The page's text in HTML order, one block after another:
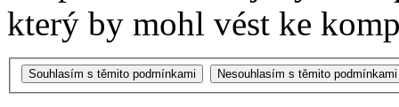
který by mohl vést ke